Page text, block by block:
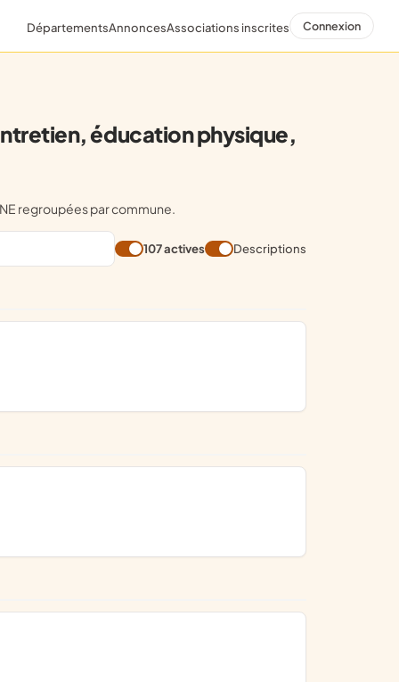
DépartementsAnnoncesAssociations inscrites Connexion
éducation physique,
regroupées par commune.
107 actives Descriptions